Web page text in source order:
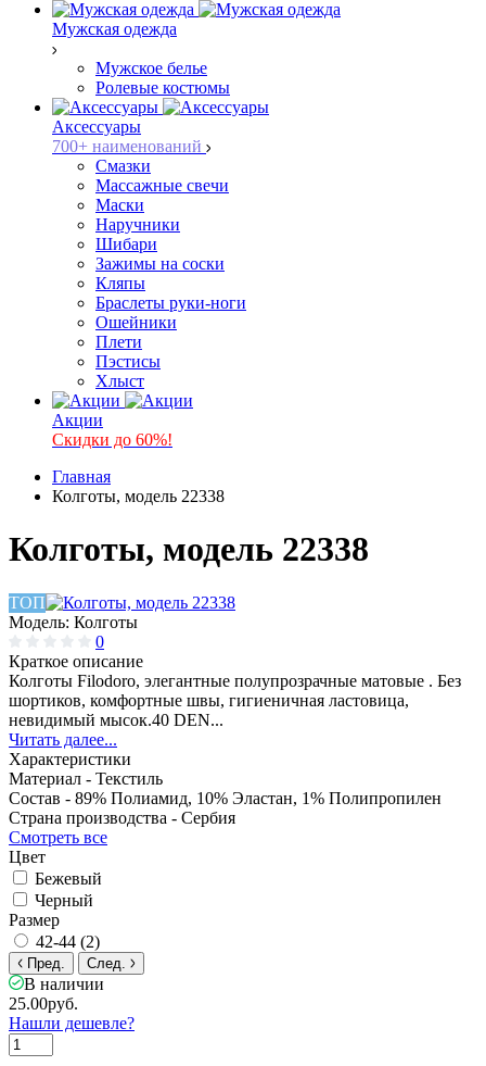
Мужская одежда
Мужское белье
Ролевые костюмы
Аксессуары
700+ наименований
Смазки
Массажные свечи
Маски
Наручники
Шибари
Зажимы на соски
Кляпы
Браслеты руки-ноги
Ошейники
Плети
Пэстисы
Хлыст
Акции
Скидки до 60%!
Главная
Колготы, модель 22338
Колготы, модель 22338
ТОП
Модель: Колготы
0
Краткое описание
Колготы Filodoro, элегантные полупрозрачные матовые . Без
шортиков, комфортные швы, гигиеничная ластовица,
невидимый мысок.40 DEN...
Читать далее...
Характеристики
Материал - Текстиль
Состав - 89% Полиамид, 10% Эластан, 1% Полипропилен
Страна производства - Сербия
Смотреть все
Цвет
Бежевый
Черный
Размер
42-44 (2)
Пред. След.
В наличии
25.00руб.
Нашли дешевле?